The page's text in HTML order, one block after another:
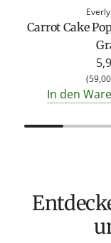
Carrot Cake
(
In den
Entdecken Sie neue Ideen in